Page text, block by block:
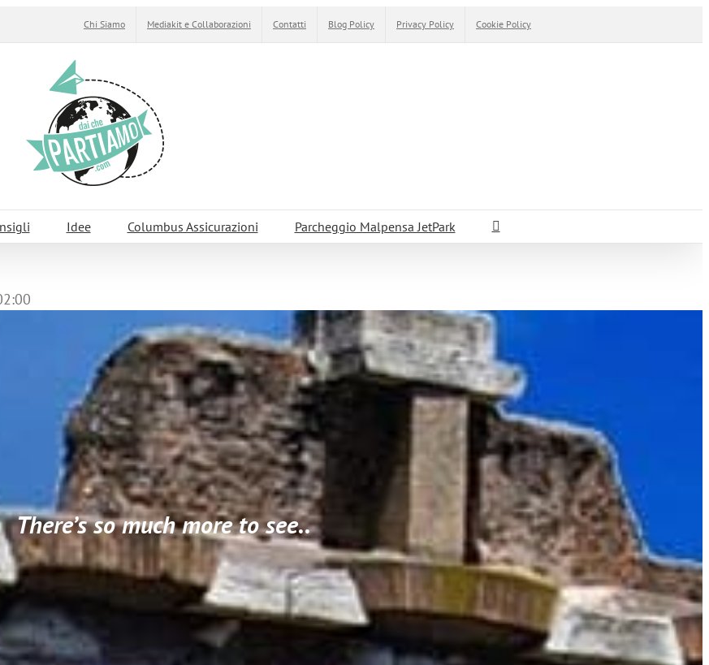
Chi Siamo Mediakit e Collaborazioni Contatti Blog Policy Privacy Policy Cookie Policy
Idee Columbus Assicurazioni Parcheggio Malpensa JetPark
There’s so much more to see..